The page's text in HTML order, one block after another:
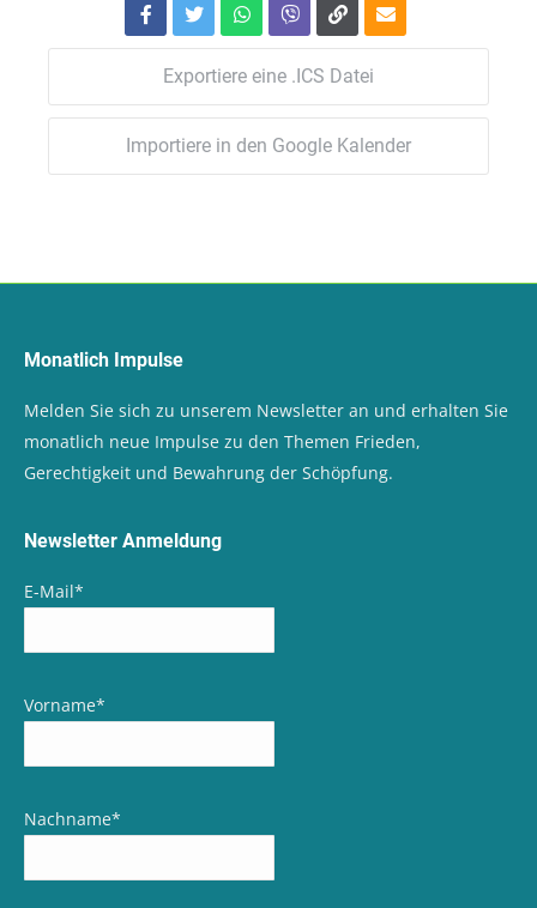
Exportiere eine .ICS Datei
Importiere in den Google Kalender
Monatlich Impulse
Melden Sie sich zu unserem Newsletter an und erhalten Sie
monatlich neue Impulse zu den Themen Frieden,
Gerechtigkeit und Bewahrung der Schöpfung.
Newsletter Anmeldung
E-Mail*
Vorname*
Nachname*